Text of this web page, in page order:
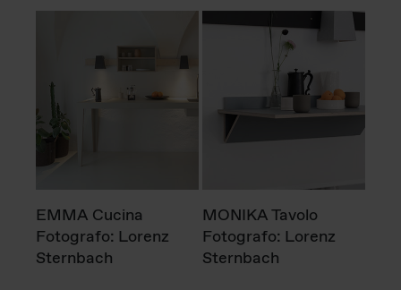
EMMA Cucina
Fotografo: Lorenz
Sternbach
MONIKA Tavolo
Fotografo: Lorenz
Sternbach